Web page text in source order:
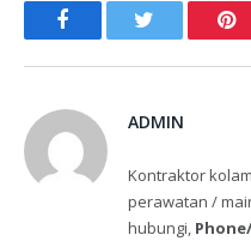
FacebookTwitter
ADMIN
Kontraktor
perawatan /
hubungi,